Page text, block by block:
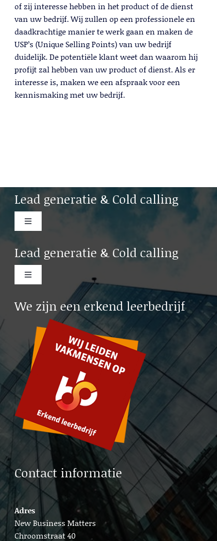
of zij interesse hebben in het product of de dienst
van uw bedrijf. Wij zullen op een professionele en
daadkrachtige manier te werk gaan en maken de
USP’s (Unique Selling Points) van uw bedrijf
duidelijk. De potentiële klant weet dan waarom hij
profijt zal hebben van uw product of dienst. Als er
interesse is, maken we een afspraak voor een
kennismaking met uw bedrijf.
Lead generatie & Cold calling
Toggle
Cold calling Amsterdam
Cold calling Rotterdam
Cold calling Leiden
Cold calling Delft
Cold calling Gouda
Lead generatie & Cold calling
Toggle
Lead generation b2b Rotterdam
Lead generation b2b Leiden
Lead generation b2b Gouda
Lead generation b2b Delft
Lead b2b generation Amsterdam
We zijn een erkend leerbedrijf
Contact informatie
Adres
New Business Matters
Chroomstraat 40